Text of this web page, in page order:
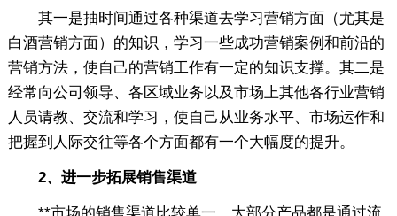
其一是抽时间通过各种渠道去学习营销方面（尤其是
白酒营销方面）的知识，学习一些成功营销案例和前沿的
营销方法，使自己的营销工作有一定的知识支撑。其二是
经常向公司领导、各区域业务以及市场上其他各行业营销
人员请教、交流和学习，使自己从业务水平、市场运作和
把握到人际交往等各个方面都有一个大幅度的提升。
2、进一步拓展销售渠道
**市场的销售渠道比较单一，大部分产品都是通过流